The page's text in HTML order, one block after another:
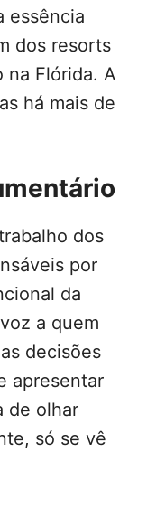
essência
dos resorts
na Flórida. A
há mais de
dos
por
da
a quem
decisões
apresentar
de olhar
só se vê